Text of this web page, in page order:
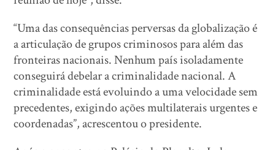
“Uma das consequências perversas da globalização é
a articulação de grupos criminosos para além das
fronteiras nacionais. Nenhum país isoladamente
conseguirá debelar a criminalidade nacional. A
criminalidade está evoluindo a uma velocidade sem
precedentes, exigindo ações multilaterais urgentes e
coordenadas”, acrescentou o presidente.